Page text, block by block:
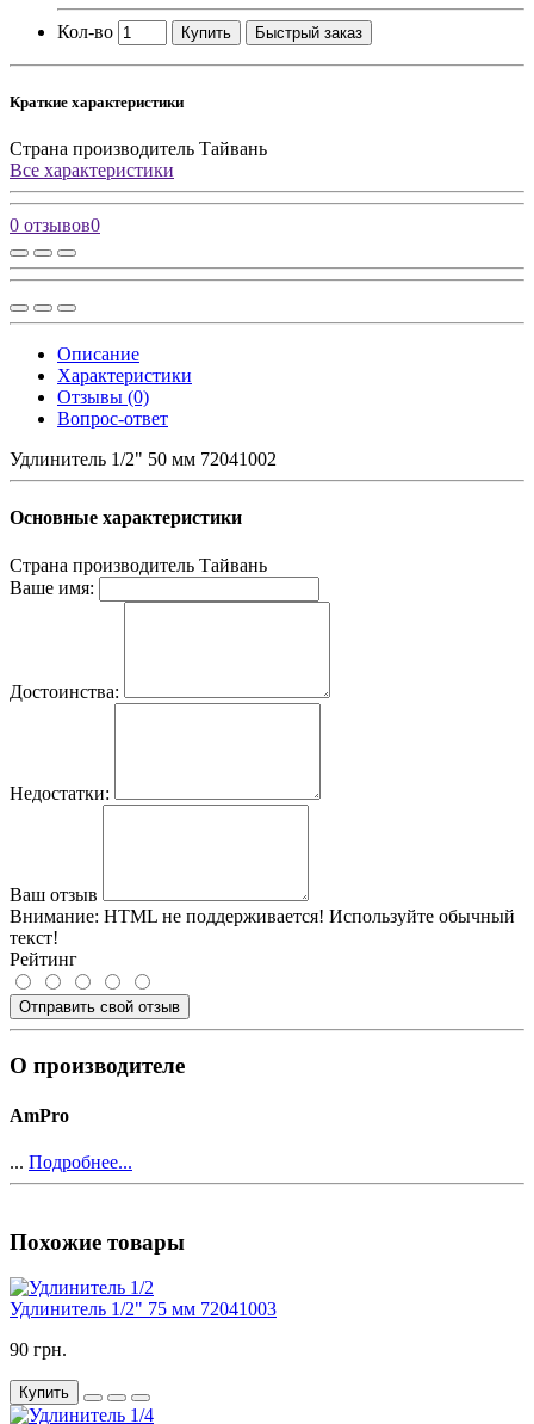
Кол-во Купить Быстрый заказ
Краткие характеристики
Страна производитель Тайвань
Все характеристики
0 отзывов0
Описание
Характеристики
Отзывы (0)
Вопрос-ответ
Удлинитель 1/2" 50 мм 72041002
Основные характеристики
Страна производитель Тайвань
Ваше имя:
Достоинства:
Недостатки:
Ваш отзыв
Внимание: HTML не поддерживается! Используйте обычный
текст!
Рейтинг
Отправить свой отзыв
О производителе
AmPro
... Подробнее...
Похожие товары
Удлинитель 1/2" 75 мм 72041003
90 грн.
Купить